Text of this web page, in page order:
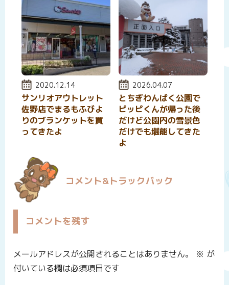
投稿日:
2020.12.14
サンリオアウトレット
佐野店でまるもふびよ
りのブランケットを買
ってきたよ
投稿日:
2026.04.07
とちぎわんぱく公園で
ピッピくんが帰った後
だけど公園内の雪景色
だけでも堪能してきた
よ
コメント&トラックバック
コメントを残す
メールアドレスが公開されることはありません。 ※ が
付いている欄は必須項目です